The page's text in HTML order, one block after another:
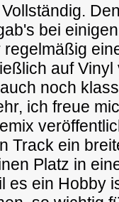
bei
regelmäßig
auf
noch
ich freue
Track ein
Platz in
es ein Hobby